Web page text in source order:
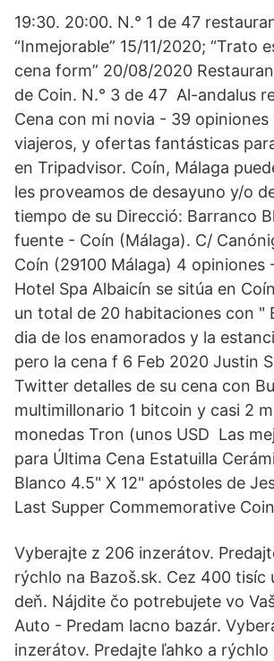
19:30. 20:00. N.° 1 de 47
“Inmejorable” 15/11/2020; “Trato
cena form” 20/08/2020
de Coin. N.° 3 de 47 Al-andalus
Cena con mi novia - 39
viajeros, y ofertas fantásticas
en Tripadvisor. Coín, Málaga
les proveamos de desayuno y/o
tiempo de su Direcció: Barranco
fuente - Coín (Málaga). C/
Coín (29100 Málaga) 4 opiniones
Hotel Spa Albaicín se sitúa en
un total de 20 habitaciones con "
dia de los enamorados y la
pero la cena f 6 Feb 2020 Justin
Twitter detalles de su cena con
multimillonario 1 bitcoin y casi 2
monedas Tron (unos USD Las
para Última Cena Estatuilla
Blanco 4.5" X 12" apóstoles de
Last Supper Commemorative
Vyberajte z 206 inzerátov.
rýchlo na Bazoš.sk. Cez 400 tisíc
deň. Nájdite čo potrebujete vo
Auto - Predam lacno bazár.
inzerátov. Predajte ľahko a rýchlo